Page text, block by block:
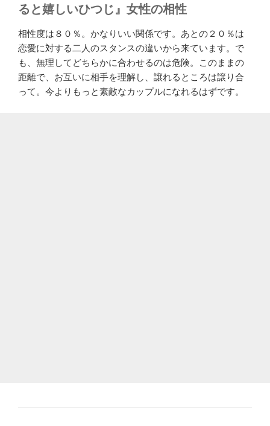
ると嬉しいひつじ』女性の相性
相性度は８０％。かなりいい関係です。あとの２０％は
恋愛に対する二人のスタンスの違いから来ています。で
も、無理してどちらかに合わせるのは危険。このままの
距離で、お互いに相手を理解し、譲れるところは譲り合
って。今よりもっと素敵なカップルになれるはずです。